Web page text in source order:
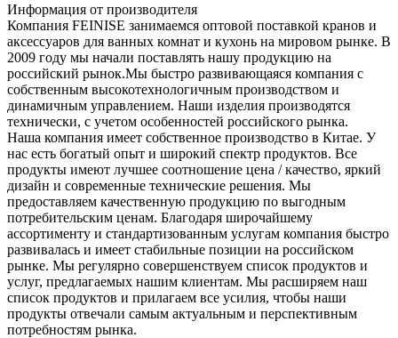
Информация от производителя
Компания FEINISE занимаемся оптовой поставкой кранов и
аксессуаров для ванных комнат и кухонь на мировом рынке. В
2009 году мы начали поставлять нашу продукцию на
российский рынок.Мы быстро развивающаяся компания с
собственным высокотехнологичным производством и
динамичным управлением. Наши изделия производятся
технически, с учетом особенностей российского рынка.
Наша компания имеет собственное производство в Китае. У
нас есть богатый опыт и широкий спектр продуктов. Все
продукты имеют лучшее соотношение цена / качество, яркий
дизайн и современные технические решения. Мы
предоставляем качественную продукцию по выгодным
потребительским ценам. Благодаря широчайшему
ассортименту и стандартизованным услугам компания быстро
развивалась и имеет стабильные позиции на российском
рынке. Мы регулярно совершенствуем список продуктов и
услуг, предлагаемых нашим клиентам. Мы расширяем наш
список продуктов и прилагаем все усилия, чтобы наши
продукты отвечали самым актуальным и перспективным
потребностям рынка.